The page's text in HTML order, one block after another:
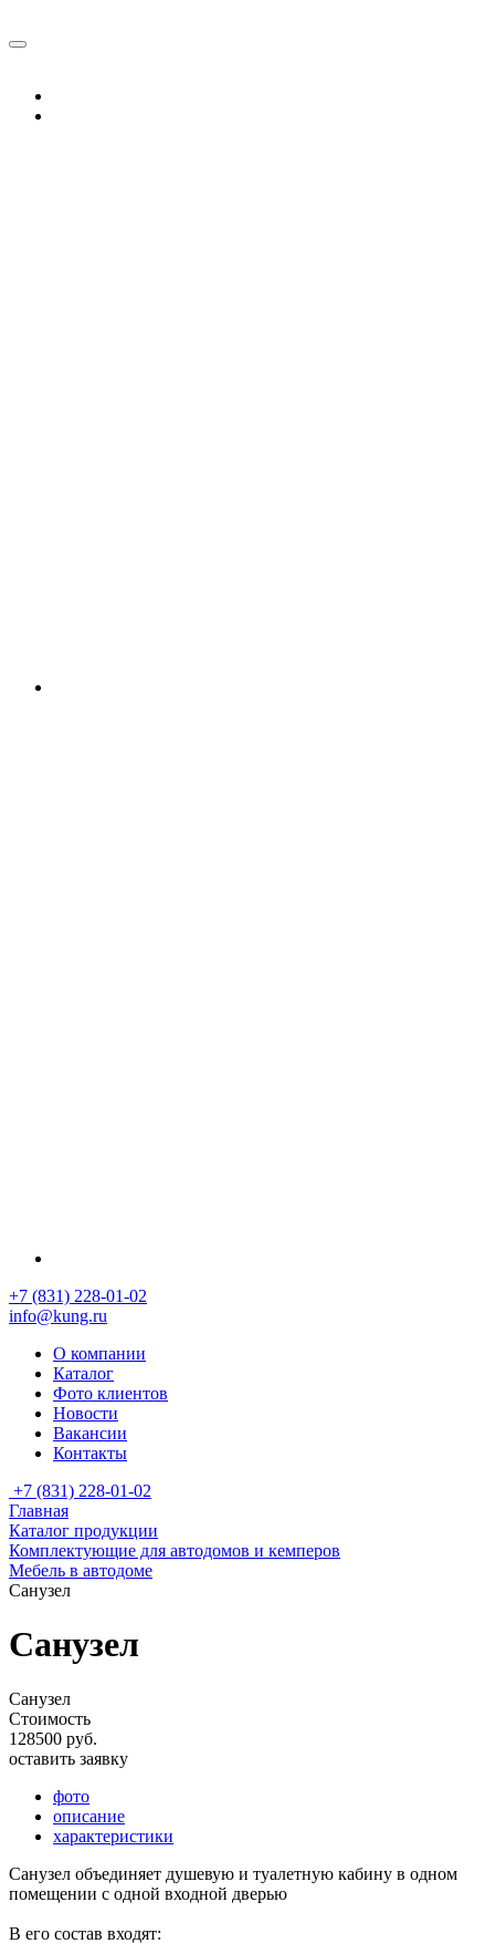
+7 (831) 228-01-02
info@kung.ru
О компании
Каталог
Фото клиентов
Новости
Вакансии
Контакты
+7 (831) 228-01-02
Главная
Каталог продукции
Комплектующие для автодомов и кемперов
Мебель в автодоме
Санузел
Санузел
Санузел
Стоимость
128500 руб.
оставить заявку
фото
описание
характеристики
Санузел объединяет душевую и туалетную кабину в одном
помещении с одной входной дверью
В его состав входят: